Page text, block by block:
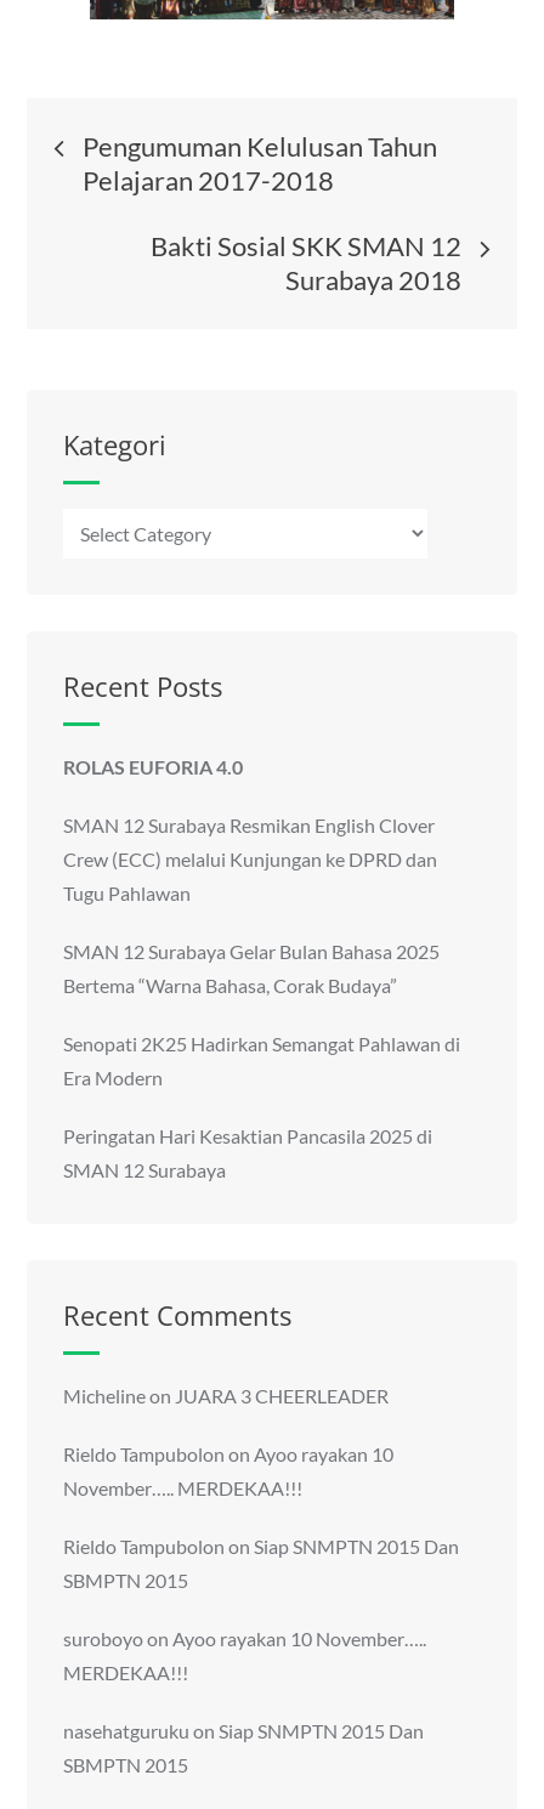
Post
navigation
Pengumuman Kelulusan Tahun
Pelajaran 2017-2018
Bakti Sosial SKK SMAN 12
Surabaya 2018
Kategori
Kategori
Recent Posts
ROLAS EUFORIA 4.0
SMAN 12 Surabaya Resmikan English Clover
Crew (ECC) melalui Kunjungan ke DPRD dan
Tugu Pahlawan
SMAN 12 Surabaya Gelar Bulan Bahasa 2025
Bertema “Warna Bahasa, Corak Budaya”
Senopati 2K25 Hadirkan Semangat Pahlawan di
Era Modern
Peringatan Hari Kesaktian Pancasila 2025 di
SMAN 12 Surabaya
Recent Comments
Michelineon JUARA 3 CHEERLEADER
Rieldo Tampubolon onAyoo rayakan 10
November….. MERDEKAA!!!
Rieldo Tampubolon onSiap SNMPTN 2015 Dan
SBMPTN 2015
suroboyoonAyoo rayakan 10 November…..
MERDEKAA!!!
nasehatguruku onSiap SNMPTN 2015 Dan
SBMPTN 2015